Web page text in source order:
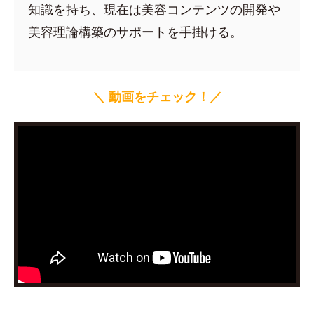
知識を持ち、現在は美容コンテンツの開発や
美容理論構築のサポートを手掛ける。
＼ 動画をチェック！／